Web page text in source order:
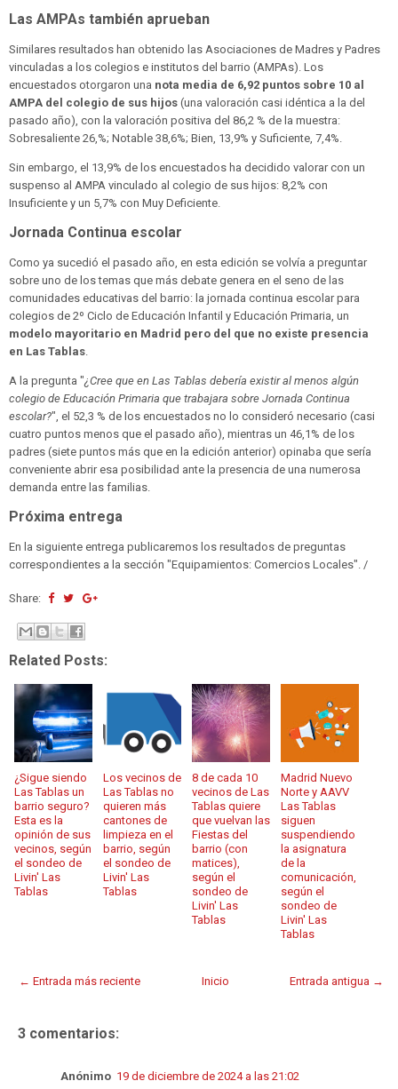
Las AMPAs también aprueban
Similares resultados han obtenido las Asociaciones de Madres y Padres
vinculadas a los colegios e institutos del barrio (AMPAs). Los
encuestados otorgaron una nota media de 6,92 puntos sobre 10 al
AMPA del colegio de sus hijos (una valoración casi idéntica a la del
pasado año), con la valoración positiva del 86,2 % de la muestra:
Sobresaliente 26,%; Notable 38,6%; Bien, 13,9% y Suficiente, 7,4%.
Sin embargo, el 13,9% de los encuestados ha decidido valorar con un
suspenso al AMPA vinculado al colegio de sus hijos: 8,2% con
Insuficiente y un 5,7% con Muy Deficiente.
Jornada Continua escolar
Como ya sucedió el pasado año, en esta edición se volvía a preguntar
sobre uno de los temas que más debate genera en el seno de las
comunidades educativas del barrio: la jornada continua escolar para
colegios de 2º Ciclo de Educación Infantil y Educación Primaria, un
modelo mayoritario en Madrid pero del que no existe presencia
en Las Tablas.
A la pregunta "¿Cree que en Las Tablas debería existir al menos algún
colegio de Educación Primaria que trabajara sobre Jornada Continua
escolar?", el 52,3 % de los encuestados no lo consideró necesario (casi
cuatro puntos menos que el pasado año), mientras un 46,1% de los
padres (siete puntos más que en la edición anterior) opinaba que sería
conveniente abrir esa posibilidad ante la presencia de una numerosa
demanda entre las familias.
Próxima entrega
En la siguiente entrega publicaremos los resultados de preguntas
correspondientes a la sección "Equipamientos: Comercios Locales". /
Share:
Related Posts:
¿Sigue siendo
Las Tablas un
barrio seguro?
Esta es la
opinión de sus
vecinos, según
el sondeo de
Livin' Las
Tablas
Los vecinos de
Las Tablas no
quieren más
cantones de
limpieza en el
barrio, según
el sondeo de
Livin' Las
Tablas
8 de cada 10
vecinos de Las
Tablas quiere
que vuelvan las
Fiestas del
barrio (con
matices),
según el
sondeo de
Livin' Las
Tablas
Madrid Nuevo
Norte y AAVV
Las Tablas
siguen
suspendiendo
la asignatura
de la
comunicación,
según el
sondeo de
Livin' Las
Tablas
← Entrada más reciente Entrada antigua →
Inicio
3 comentarios:
Anónimo 19 de diciembre de 2024 a las 21:02